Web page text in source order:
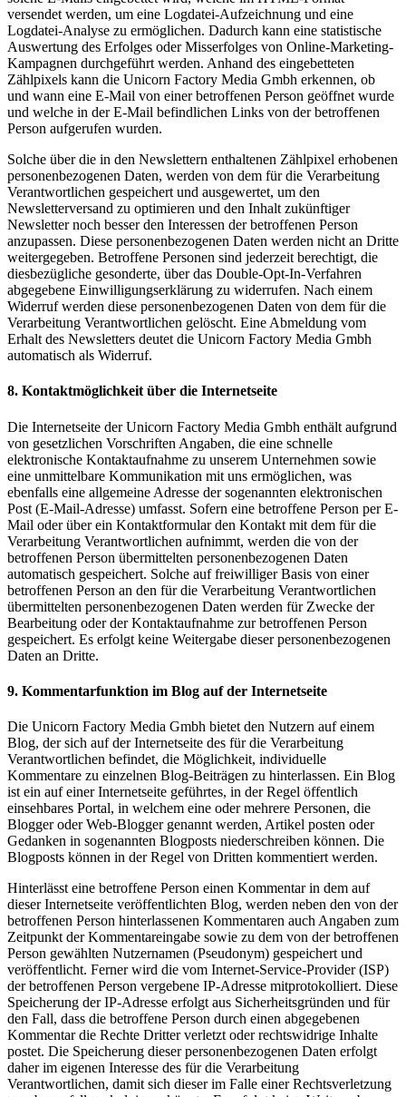
versendet werden, um eine Logdatei-Aufzeichnung und eine
Logdatei-Analyse zu ermöglichen. Dadurch kann eine statistische
Auswertung des Erfolges oder Misserfolges von Online-Marketing-
Kampagnen durchgeführt werden. Anhand des eingebetteten
Zählpixels kann die Unicorn Factory Media Gmbh erkennen, ob
und wann eine E-Mail von einer betroffenen Person geöffnet wurde
und welche in der E-Mail befindlichen Links von der betroffenen
Person aufgerufen wurden.
Solche über die in den Newslettern enthaltenen Zählpixel erhobenen
personenbezogenen Daten, werden von dem für die Verarbeitung
Verantwortlichen gespeichert und ausgewertet, um den
Newsletterversand zu optimieren und den Inhalt zukünftiger
Newsletter noch besser den Interessen der betroffenen Person
anzupassen. Diese personenbezogenen Daten werden nicht an Dritte
weitergegeben. Betroffene Personen sind jederzeit berechtigt, die
diesbezügliche gesonderte, über das Double-Opt-In-Verfahren
abgegebene Einwilligungserklärung zu widerrufen. Nach einem
Widerruf werden diese personenbezogenen Daten von dem für die
Verarbeitung Verantwortlichen gelöscht. Eine Abmeldung vom
Erhalt des Newsletters deutet die Unicorn Factory Media Gmbh
automatisch als Widerruf.
8. Kontaktmöglichkeit über die Internetseite
Die Internetseite der Unicorn Factory Media Gmbh enthält aufgrund
von gesetzlichen Vorschriften Angaben, die eine schnelle
elektronische Kontaktaufnahme zu unserem Unternehmen sowie
eine unmittelbare Kommunikation mit uns ermöglichen, was
ebenfalls eine allgemeine Adresse der sogenannten elektronischen
Post (E-Mail-Adresse) umfasst. Sofern eine betroffene Person per E-
Mail oder über ein Kontaktformular den Kontakt mit dem für die
Verarbeitung Verantwortlichen aufnimmt, werden die von der
betroffenen Person übermittelten personenbezogenen Daten
automatisch gespeichert. Solche auf freiwilliger Basis von einer
betroffenen Person an den für die Verarbeitung Verantwortlichen
übermittelten personenbezogenen Daten werden für Zwecke der
Bearbeitung oder der Kontaktaufnahme zur betroffenen Person
gespeichert. Es erfolgt keine Weitergabe dieser personenbezogenen
Daten an Dritte.
9. Kommentarfunktion im Blog auf der Internetseite
Die Unicorn Factory Media Gmbh bietet den Nutzern auf einem
Blog, der sich auf der Internetseite des für die Verarbeitung
Verantwortlichen befindet, die Möglichkeit, individuelle
Kommentare zu einzelnen Blog-Beiträgen zu hinterlassen. Ein Blog
ist ein auf einer Internetseite geführtes, in der Regel öffentlich
einsehbares Portal, in welchem eine oder mehrere Personen, die
Blogger oder Web-Blogger genannt werden, Artikel posten oder
Gedanken in sogenannten Blogposts niederschreiben können. Die
Blogposts können in der Regel von Dritten kommentiert werden.
Hinterlässt eine betroffene Person einen Kommentar in dem auf
dieser Internetseite veröffentlichten Blog, werden neben den von der
betroffenen Person hinterlassenen Kommentaren auch Angaben zum
Zeitpunkt der Kommentareingabe sowie zu dem von der betroffenen
Person gewählten Nutzernamen (Pseudonym) gespeichert und
veröffentlicht. Ferner wird die vom Internet-Service-Provider (ISP)
der betroffenen Person vergebene IP-Adresse mitprotokolliert. Diese
Speicherung der IP-Adresse erfolgt aus Sicherheitsgründen und für
den Fall, dass die betroffene Person durch einen abgegebenen
Kommentar die Rechte Dritter verletzt oder rechtswidrige Inhalte
postet. Die Speicherung dieser personenbezogenen Daten erfolgt
daher im eigenen Interesse des für die Verarbeitung
Verantwortlichen, damit sich dieser im Falle einer Rechtsverletzung